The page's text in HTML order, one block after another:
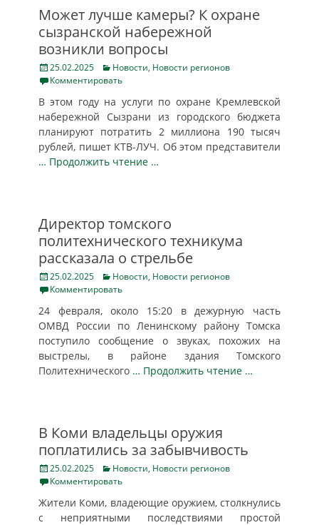
Может лучше камеры? К охране
сызранской набережной
возникли вопросы
Posted
on
25.02.2025 Categories
Новости, Новости регионов
Комментировать
В этом году на услуги по охране Кремлевской
набережной Сызрани из городского бюджета
планируют потратить 2 миллиона 190 тысяч
рублей, пишет КТВ-ЛУЧ. Об этом представители
… Продолжить чтение …
Директор томского
политехнического техникума
рассказала о стрельбе
Posted
on
25.02.2025 Categories
Новости, Новости регионов
Комментировать
24 февраля, около 15:20 в дежурную часть
ОМВД России по Ленинскому району Томска
поступило сообщение о звуках, похожих на
выстрелы, в районе здания Томского
Политехнического … Продолжить чтение …
В Коми владельцы оружия
поплатились за забывчивость
Posted
on
25.02.2025 Categories
Новости, Новости регионов
Комментировать
Жители Коми, владеющие оружием, столкнулись
с неприятными последствиями простой